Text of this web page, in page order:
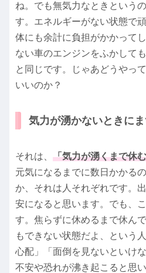
ね。でも無気力なときという
す。エネルギーがない状態で
体にも余計に負担がかかって
ない車のエンジンをふかして
と同じです。じゃあどうやっ
いいのか？
気力が湧かないときに
それは、 「気力が湧くまで休
元気になるまでに数日かかる
か、それは人それぞれです。
安になると思います。でも、
す。焦らずに休めるまで休ん
もできない状態だよ、という
心配」「面倒を見ないといけ
不安や恐れが沸き起こると思